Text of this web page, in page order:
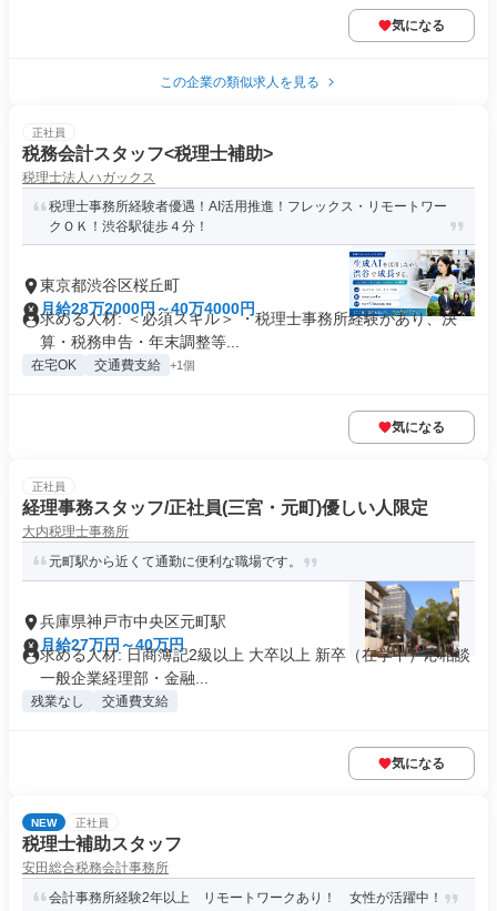
気になる
この企業の類似求人を見る
正社員
税務会計スタッフ<税理士補助>
税理士法人ハガックス
税理士事務所経験者優遇！AI活用推進！フレックス・リモートワー
クＯＫ！渋谷駅徒歩４分！
東京都渋谷区桜丘町
月給28万2000円～40万4000円
求める人材: ＜必須スキル＞ ・税理士事務所経験があり、決
算・税務申告・年末調整等...
在宅OK 交通費支給 +1個
気になる
正社員
経理事務スタッフ/正社員(三宮・元町)優しい人限定
大内税理士事務所
元町駅から近くて通勤に便利な職場です。
兵庫県神戸市中央区元町駅
月給27万円～40万円
求める人材: 日商簿記2級以上 大卒以上 新卒（在学中）応相談
一般企業経理部・金融...
残業なし 交通費支給
気になる
NEW 正社員
税理士補助スタッフ
安田総合税務会計事務所
会計事務所経験2年以上 リモートワークあり！ 女性が活躍中！